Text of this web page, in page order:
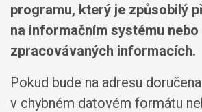
programu, který je způsobilý
na informačním systému nebo
zpracovávaných informacích.
Pokud bude na adresu
v chybném datovém formátu